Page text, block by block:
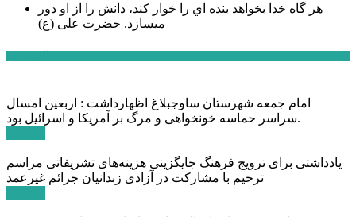
هر گاه خدا بخواهد بنده اي را خوار كند، دانش را از او دور
میسازد. حضرت علی (ع)
امام جمعه شهرستان ساوجبلاغ اظهارداشت : اربعین امسال
سراسر حماسه خونخواهی و مرگ بر آمریکا و اسرائیل بود.
یادداشتی برای ترویج فرهنگ جایگزینی هزینه‌های تشریفاتی مراسم
ترحیم با مشارکت در آزادی زندانیان جرائم غیرعمد